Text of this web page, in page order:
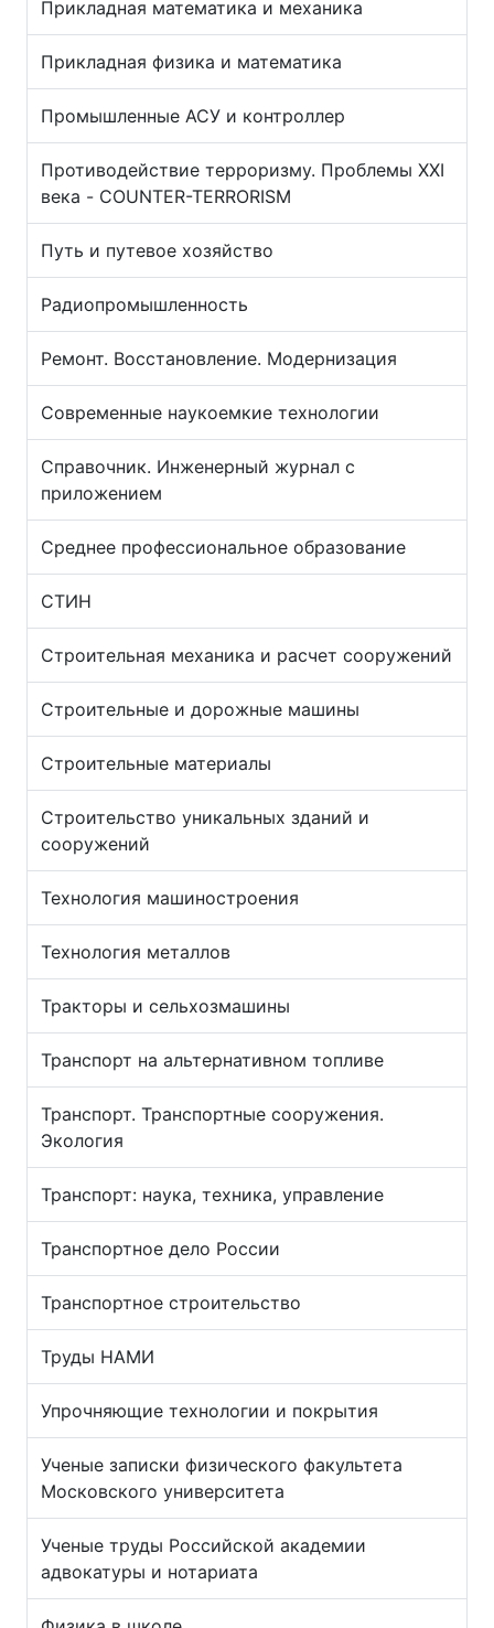
Прикладная математика и механика
Прикладная физика и математика
Промышленные АСУ и контроллер
Противодействие терроризму. Проблемы XXI
века - COUNTER-TERRORISM
Путь и путевое хозяйство
Радиопромышленность
Ремонт. Восстановление. Модернизация
Современные наукоемкие технологии
Справочник. Инженерный журнал с
приложением
Среднее профессиональное образование
СТИН
Строительная механика и расчет сооружений
Строительные и дорожные машины
Строительные материалы
Строительство уникальных зданий и
сооружений
Технология машиностроения
Технология металлов
Тракторы и сельхозмашины
Транспорт на альтернативном топливе
Транспорт. Транспортные сооружения.
Экология
Транспорт: наука, техника, управление
Транспортное дело России
Транспортное строительство
Труды НАМИ
Упрочняющие технологии и покрытия
Ученые записки физического факультета
Московского университета
Ученые труды Российской академии
адвокатуры и нотариата